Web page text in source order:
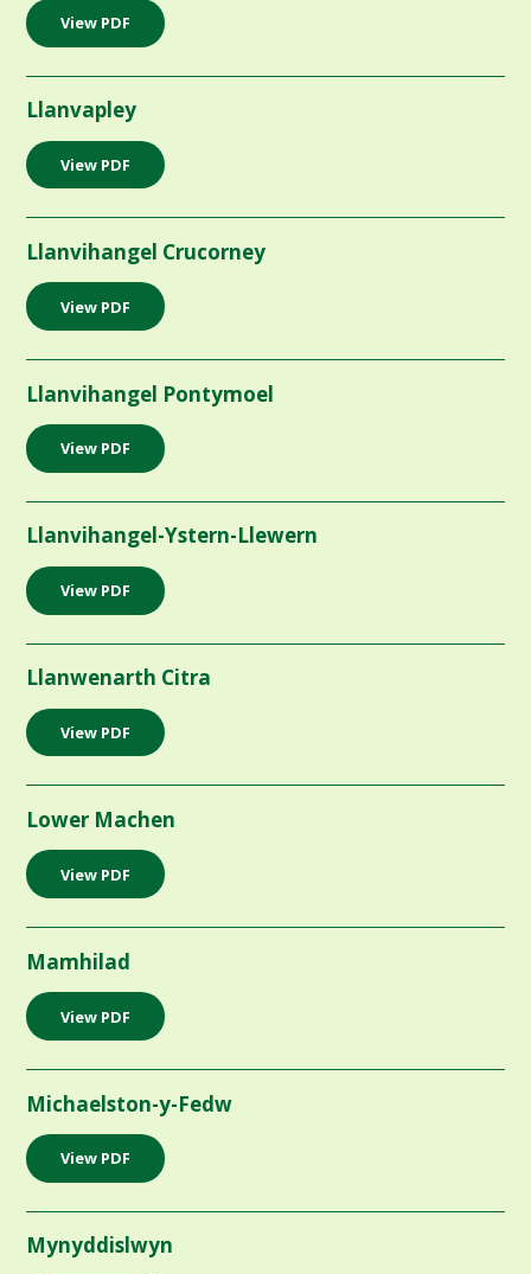
View PDF
Llanvapley
View PDF
Llanvihangel Crucorney
View PDF
Llanvihangel Pontymoel
View PDF
Llanvihangel-Ystern-Llewern
View PDF
Llanwenarth Citra
View PDF
Lower Machen
View PDF
Mamhilad
View PDF
Michaelston-y-Fedw
View PDF
Mynyddislwyn